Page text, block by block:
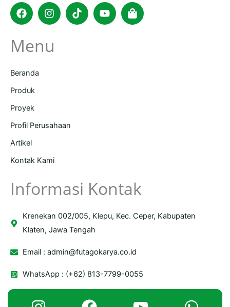
FacebookInstagram
TiktokYoutubeShopping-
bag
Menu
Beranda
Produk
Proyek
Profil Perusahaan
Artikel
Kontak Kami
Informasi Kontak
Krenekan 002/005, Klepu, Kec. Ceper, Kabupaten
Klaten, Jawa Tengah
Email :admin@futagokarya.co.id
WhatsApp : (+62) 813-7799-0055